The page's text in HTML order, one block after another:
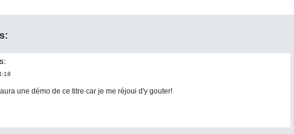
une démo de ce titre car je me réjoui d'y gouter!